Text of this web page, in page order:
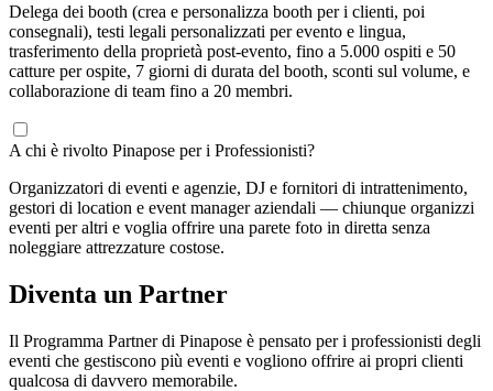
Delega dei booth (crea e personalizza booth per i clienti, poi
consegnali), testi legali personalizzati per evento e lingua,
trasferimento della proprietà post-evento, fino a 5.000 ospiti e 50
catture per ospite, 7 giorni di durata del booth, sconti sul volume, e
collaborazione di team fino a 20 membri.
A chi è rivolto Pinapose per i Professionisti?
Organizzatori di eventi e agenzie, DJ e fornitori di intrattenimento,
gestori di location e event manager aziendali — chiunque organizzi
eventi per altri e voglia offrire una parete foto in diretta senza
noleggiare attrezzature costose.
Diventa un Partner
Il Programma Partner di Pinapose è pensato per i professionisti degli
eventi che gestiscono più eventi e vogliono offrire ai propri clienti
qualcosa di davvero memorabile.